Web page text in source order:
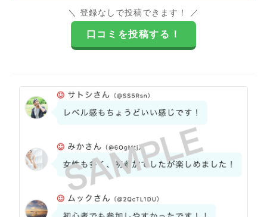
＼ 登録なしで投稿できます！ ／
口コミを投稿する！